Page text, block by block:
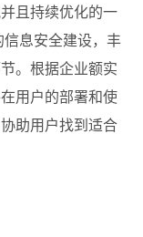
且持续优化的一
息安全建设，丰
。根据企业额实
用户的部署和使
助用户找到适合